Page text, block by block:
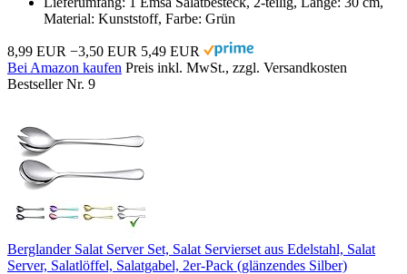
Material: Kunststoff, Farbe: Grün
8,99 EUR −3,50 EUR 5,49 EUR
Bei Amazon kaufen Preis inkl. MwSt., zzgl. Versandkosten
Bestseller Nr. 9
Berglander Salat Server Set, Salat Servierset aus Edelstahl, Salat
Server, Salatlöffel, Salatgabel, 2er-Pack (glänzendes Silber)